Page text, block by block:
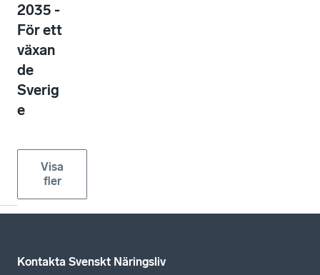
2035 -
För ett
växan
de
Sverig
e
Visa
fler
Kontakta Svenskt Näringsliv